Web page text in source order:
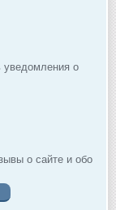
уведомления о
о сайте и обо